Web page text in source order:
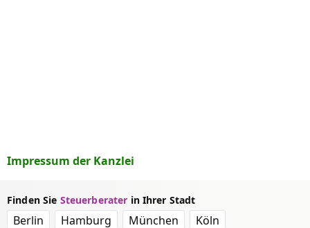
Impressum der Kanzlei
Finden Sie Steuerberater in Ihrer Stadt
Berlin Hamburg München
Köln